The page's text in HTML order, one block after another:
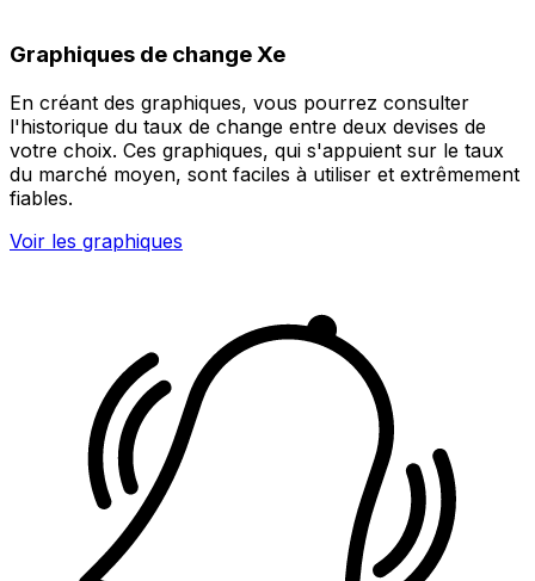
Graphiques de change Xe
En créant des graphiques, vous pourrez consulter
l'historique du taux de change entre deux devises de
votre choix. Ces graphiques, qui s'appuient sur le taux
du marché moyen, sont faciles à utiliser et extrêmement
fiables.
Voir les graphiques